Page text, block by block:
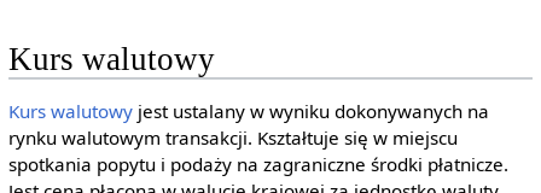
Kurs walutowy
Kurs walutowyjest ustalany w wyniku dokonywanych na
rynku walutowym transakcji. Kształtuje się w miejscu
spotkania popytu i podaży na zagraniczne środki płatnicze.